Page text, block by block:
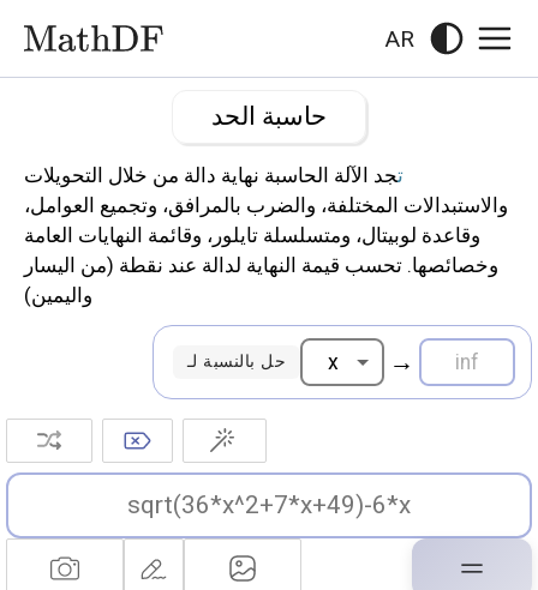
AR
حاسبة الحد
تجد الآلة الحاسبة نهاية دالة من خلال التحويلات
والاستبدالات المختلفة، والضرب بالمرافق، وتجميع العوامل،
وقاعدة لوبيتال، ومتسلسلة تايلور، وقائمة النهايات العامة
وخصائصها. تحسب قيمة النهاية لدالة عند نقطة (من اليسار
واليمين)
حل بالنسبة لـ →